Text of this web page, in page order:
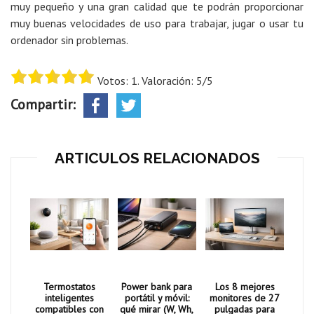
muy pequeño y una gran calidad que te podrán proporcionar
muy buenas velocidades de uso para trabajar, jugar o usar tu
ordenador sin problemas.
Votos: 1. Valoración: 5/5
Compartir:
ARTICULOS RELACIONADOS
Termostatos
inteligentes
compatibles con
Power bank para
portátil y móvil:
qué mirar (W, Wh,
Los 8 mejores
monitores de 27
pulgadas para